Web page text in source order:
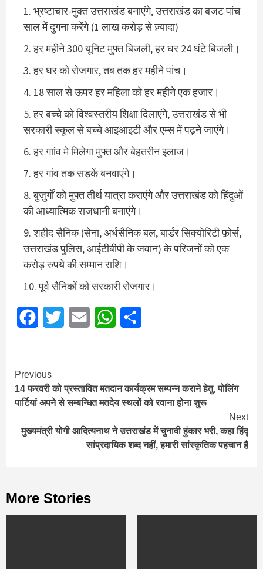
भ्रष्टाचार-मुक्त उत्तराखंड बनाएंगे, उत्तराखंड का बजट पांच
साल में दुगना करेंगे (1 लाख करोड़ से ज़्यादा)
हर महीने 300 यूनिट मुफ्त बिजली, हर घर 24 घंटे बिजली।
हर घर को रोजगार, तब तक हर महीने पांच।
18 साल से ऊपर हर महिला को हर महीने एक हजार।
हर बच्चे को विश्वस्तरीय शिक्षा दिलाएंगे, उत्तराखंड से भी
सरकारी स्कूल से बच्चे आइआइटी और एम्स में पढ़ने जाएंगे।
हर गाांव मे मिलेगा मुफ्त और बेहतरीन इलाज।
हर गांव तक सड़कें बनवाएंगे।
बुजुर्गों को मुफ्त तीर्थ यात्रा कराएंगे और उत्तराखंड को हिंदुओं
की आध्यात्मिक राजधानी बनाएंगे।
शहीद सैनिक (सेना, अर्धसैनिक बल, बार्डर सिक्योरिटी फ़ोर्स,
उत्तराखंड पुलिस, आईटीबीपी के जवान) के परिजनों को एक
करोड़ रुपये की सम्मान राशि।
पूर्व सैनिकों को सरकारी रोजगार।
FacebookTwitter Email WhatsApp
Continue
Reading
Previous
14 फरवरी को प्रस्तावित मतदान कार्यक्रम सम्पन्न कराने हेतु, पोलिंग
पार्टियां अपने से सम्बन्धित मतदेय स्थलों को रवाना होना शुरू
Next
मुख्यमंत्री योगी आदित्यनाथ ने उत्तराखंड में चुनावी हुंकार भरी, कहा हिंदू
सांप्रदायिक शब्द नहीं, हमारी सांस्कृतिक पहचान है
More Stories